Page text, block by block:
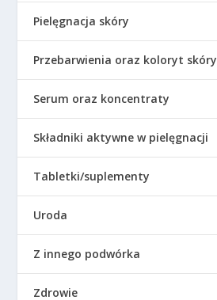
Pielęgnacja skóry
Przebarwienia oraz koloryt skóry
Serum oraz koncentraty
Składniki aktywne w pielęgnacji
Tabletki/suplementy
Uroda
Z innego podwórka
Zdrowie